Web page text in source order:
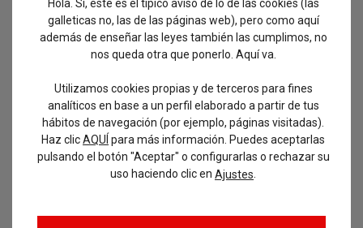
Hola. Sí, este es el típico aviso de lo de las cookies (las
galleticas no, las de las páginas web), pero como aquí
además de enseñar las leyes también las cumplimos, no
nos queda otra que ponerlo. Aquí va.
Utilizamos cookies propias y de terceros para fines
analíticos en base a un perfil elaborado a partir de tus
hábitos de navegación (por ejemplo, páginas visitadas).
Haz clicAQUÍ para más información. Puedes aceptarlas
pulsando el botón "Aceptar" o configurarlas o rechazar su
uso haciendo clic en Ajustes